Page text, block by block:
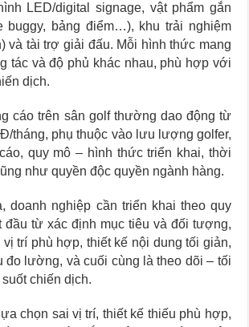
LED/digital signage, vật phẩm gắn
buggy, bảng điểm…), khu trải nghiệm
và tài trợ giải đấu. Mỗi hình thức mang
tác và độ phủ khác nhau, phù hợp với
dịch.
cáo trên sân golf thường dao động từ
tháng, phụ thuộc vào lưu lượng golfer,
quy mô – hình thức triển khai, thời
như quyền độc quyền ngành hàng.
doanh nghiệp cần triển khai theo quy
đầu từ xác định mục tiêu và đối tượng,
vị trí phù hợp, thiết kế nội dung tối giản,
đo lường, và cuối cùng là theo dõi – tối
chiến dịch.
chọn sai vị trí, thiết kế thiếu phù hợp,